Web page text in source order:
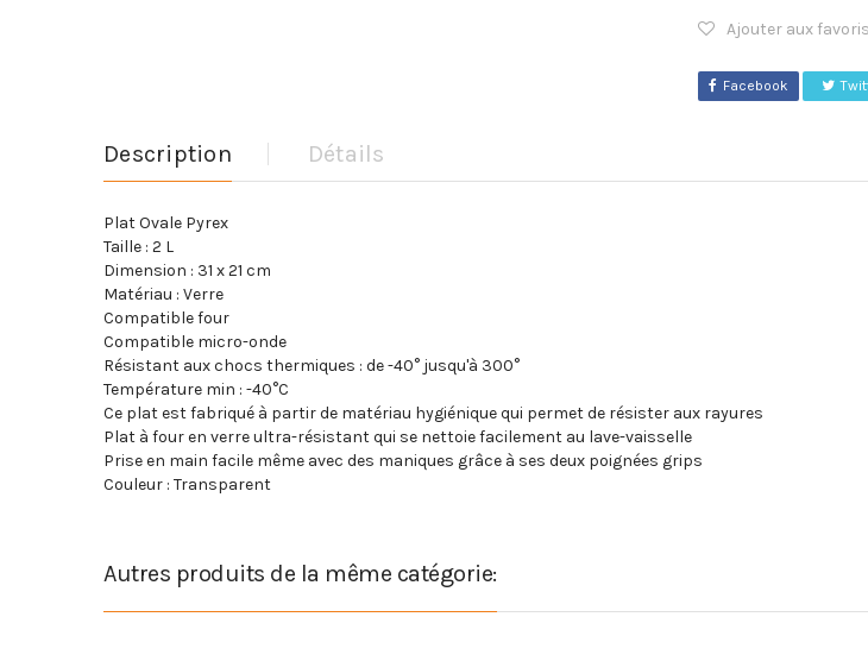
Ajouter aux favoris
Facebook
Description Détails
Plat Ovale Pyrex
Taille : 2 L
Dimension : 31 x 21 cm
Matériau : Verre
Compatible four
Compatible micro-onde
Résistant aux chocs thermiques : de -40° jusqu'à 300°
Température min : -40°C
Ce plat est fabriqué à partir de matériau hygiénique qui permet de résister aux rayures
Plat à four en verre ultra-résistant qui se nettoie facilement au lave-vaisselle
Prise en main facile même avec des maniques grâce à ses deux poignées grips
Couleur : Transparent
Autres produits de la même catégorie: